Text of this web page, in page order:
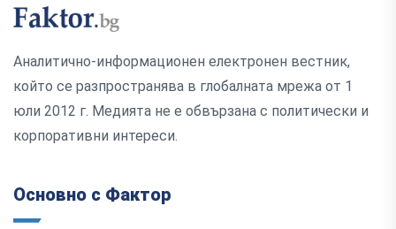
Аналитично-информационен електронен вестник,
който се разпространява в глобалната мрежа от 1
юли 2012 г. Медията не е обвързана с политически и
корпоративни интереси.
Основно с Фактор